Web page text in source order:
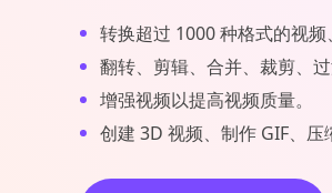
转换超过 1000 种格式的视频
翻转、剪辑、合并、裁剪、
增强视频以提高视频质量。
创建 3D 视频、制作 GIF、压